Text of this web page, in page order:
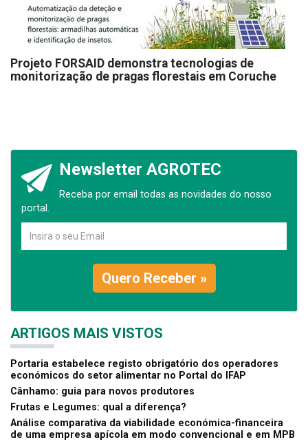
Projeto FORSAID demonstra tecnologias de
monitorização de pragas florestais em Coruche
Newsletter AGROTEC
Receba por email todas as novidades do nosso
portal.
Quero Receber »
ARTIGOS MAIS VISTOS
Portaria estabelece registo obrigatório dos operadores
económicos do setor alimentar no Portal do IFAP
Cânhamo: guia para novos produtores
Frutas e Legumes: qual a diferença?
Análise comparativa da viabilidade económica-financeira
de uma empresa apícola em modo convencional e em MPB